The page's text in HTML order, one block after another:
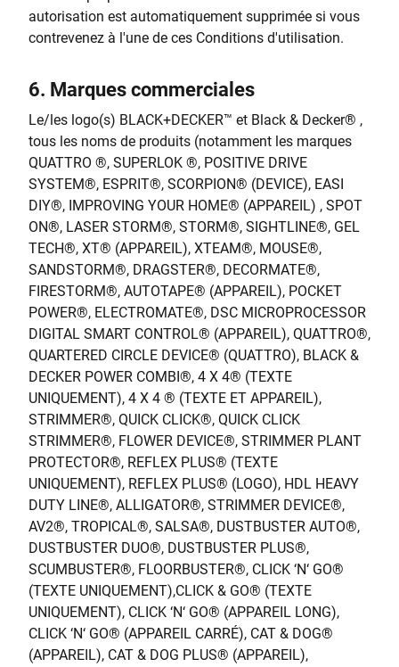
autorisation est automatiquement supprimée si vous
contrevenez à l'une de ces Conditions d'utilisation.
6. Marques commerciales
Le/les logo(s) BLACK+DECKER™ et Black & Decker® ,
tous les noms de produits (notamment les marques
QUATTRO ®, SUPERLOK ®, POSITIVE DRIVE
SYSTEM®, ESPRIT®, SCORPION® (DEVICE), EASI
DIY®, IMPROVING YOUR HOME® (APPAREIL) , SPOT
ON®, LASER STORM®, STORM®, SIGHTLINE®, GEL
TECH®, XT® (APPAREIL), XTEAM®, MOUSE®,
SANDSTORM®, DRAGSTER®, DECORMATE®,
FIRESTORM®, AUTOTAPE® (APPAREIL), POCKET
POWER®, ELECTROMATE®, DSC MICROPROCESSOR
DIGITAL SMART CONTROL® (APPAREIL), QUATTRO®,
QUARTERED CIRCLE DEVICE® (QUATTRO), BLACK &
DECKER POWER COMBI®, 4 X 4® (TEXTE
UNIQUEMENT), 4 X 4 ® (TEXTE ET APPAREIL),
STRIMMER®, QUICK CLICK®, QUICK CLICK
STRIMMER®, FLOWER DEVICE®, STRIMMER PLANT
PROTECTOR®, REFLEX PLUS® (TEXTE
UNIQUEMENT), REFLEX PLUS® (LOGO), HDL HEAVY
DUTY LINE®, ALLIGATOR®, STRIMMER DEVICE®,
AV2®, TROPICAL®, SALSA®, DUSTBUSTER AUTO®,
DUSTBUSTER DUO®, DUSTBUSTER PLUS®,
SCUMBUSTER®, FLOORBUSTER®, CLICK ‘N‘ GO®
(TEXTE UNIQUEMENT),CLICK & GO® (TEXTE
UNIQUEMENT), CLICK ‘N‘ GO® (APPAREIL LONG),
CLICK ‘N‘ GO® (APPAREIL CARRÉ), CAT & DOG®
(APPAREIL), CAT & DOG PLUS® (APPAREIL),